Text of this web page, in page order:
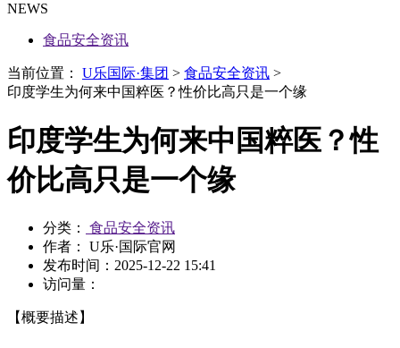
NEWS
食品安全资讯
当前位置： U乐国际·集团 > 食品安全资讯 >
印度学生为何来中国粹医？性价比高只是一个缘
印度学生为何来中国粹医？性
价比高只是一个缘
分类：
食品安全资讯
作者： U乐·国际官网
发布时间： 2025-12-22 15:41
访问量：
【概要描述】